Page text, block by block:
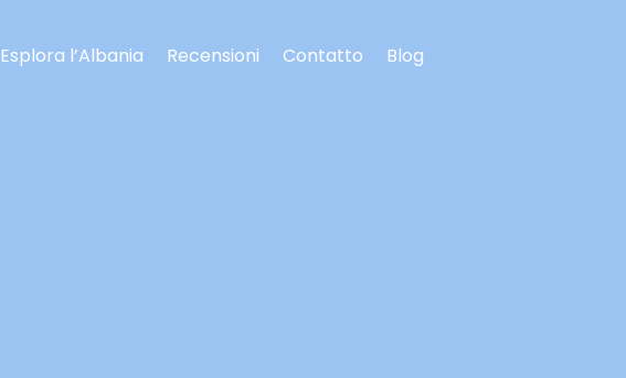
Esplora l’Albania Recensioni Contatto Blog